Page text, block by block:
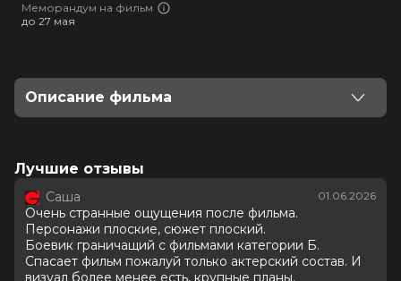
Меморандум на фильм
до 27 мая
Описание фильма
управлением проницательной Рэйчел получает
их соратники начинают воплощать стратегию
давления на афериста, а затем отправляются на
остров Салазара, где проявляют все свои навыки
обращения с оружием и взрывчаткой. Однако
внезапно ситуация выходит из-под контроля.
Лучшие отзывы
Саша 01.06.2026
Очень странные ощущения после фильма.
Персонажи плоские, сюжет плоский.
Боевик граничащий с фильмами категории Б.
Спасает фильм пожалуй только актерский состав. И
визуал более менее есть, крупные планы.